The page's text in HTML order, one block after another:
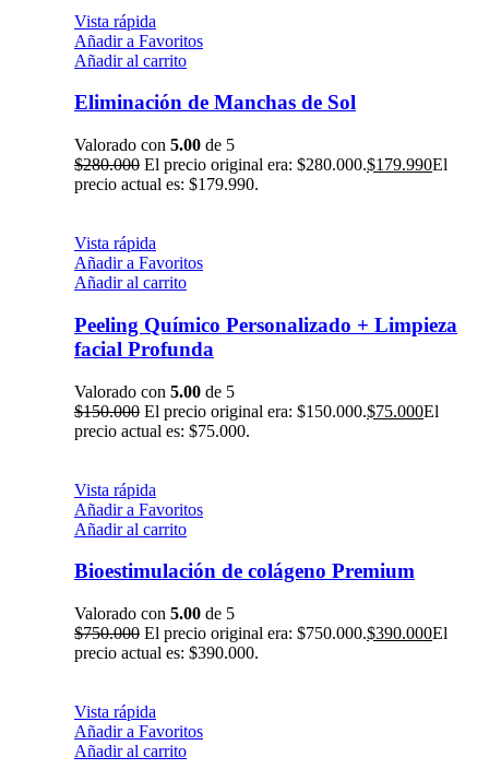
Vista rápida
Añadir a Favoritos
Añadir al carrito
Eliminación de Manchas de Sol
Valorado con 5.00 de 5
$280.000 El precio original era: $280.000.$179.990El
precio actual es: $179.990.
Vista rápida
Añadir a Favoritos
Añadir al carrito
Peeling Químico Personalizado + Limpieza
facial Profunda
Valorado con 5.00 de 5
$150.000 El precio original era: $150.000.$75.000El
precio actual es: $75.000.
Vista rápida
Añadir a Favoritos
Añadir al carrito
Bioestimulación de colágeno Premium
Valorado con 5.00 de 5
$750.000 El precio original era: $750.000.$390.000El
precio actual es: $390.000.
Vista rápida
Añadir a Favoritos
Añadir al carrito